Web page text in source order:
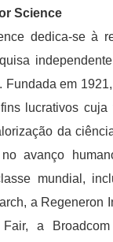
Science
dedica-se à
Fundada em
lucrativos
da
avanço
mundial,
a Regeneron
a